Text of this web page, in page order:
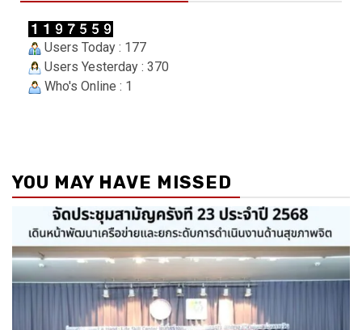
Users Today : 177
Users Yesterday : 370
Who's Online : 1
YOU MAY HAVE MISSED